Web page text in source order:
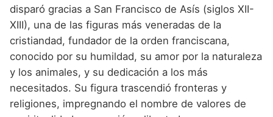
Nombres de niño que empiezan por W
Nombres de niño que empiezan por X
Nombres de niño que empiezan por Y
Nombres de niño que empiezan por Z
disparó gracias a San Francisco de Asís (siglos XII-
XIII), una de las figuras más veneradas de la
cristiandad, fundador de la orden franciscana,
conocido por su humildad, su amor por la naturaleza
y los animales, y su dedicación a los más
necesitados. Su figura trascendió fronteras y
religiones, impregnando el nombre de valores de